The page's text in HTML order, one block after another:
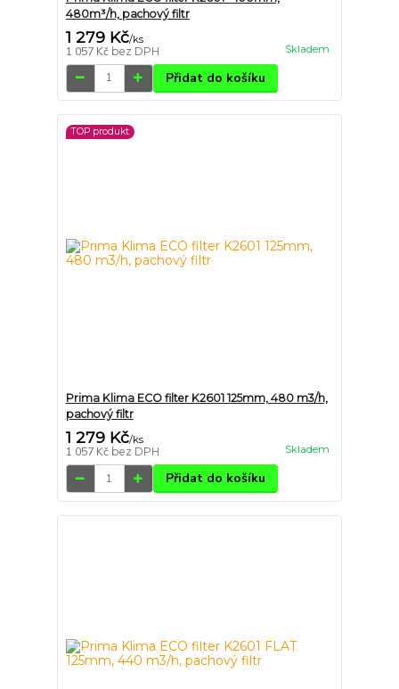
480m³/h, pachový filtr
1 279 Kč/ks
1 057 Kč bez DPH Skladem
Přidat do košíku
TOP produkt
Prima Klima ECO filter K2601 125mm, 480 m3/h,
pachový filtr
1 279 Kč/ks
1 057 Kč bez DPH Skladem
Přidat do košíku